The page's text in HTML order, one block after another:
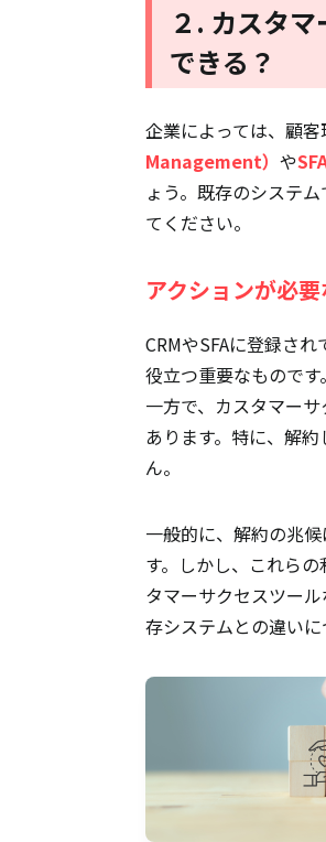
２. カスタ
できる？
企業によっては、顧客
Management） や
ょう。既存のシステ
てください。
アクションが必
CRMやSFAに登録さ
役立つ重要なものです。
一方で、カスタマーサ
あります。特に、解
ん。
一般的に、解約の兆候
す。しかし、これら
タマーサクセスツー
存システムとの違い